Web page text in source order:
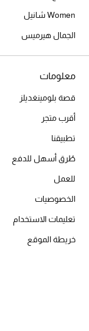
Women شانيل
الجمال هيرميس
معلومات
قصة بلومينغديلز
أقرب متجر
تطبيقنا
طُرق أسهل للدفع
للعمل
الخصوصيات
تعليمات الاستخدام
خريطة الموقع